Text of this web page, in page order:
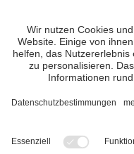
VIVOSüdtirol ist das
besuchen, sondern
tollen
Trotz genauer Arbeit
Informieren Sie sich